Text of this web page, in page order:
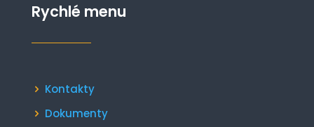
Rychlé menu
Kontakty
Dokumenty